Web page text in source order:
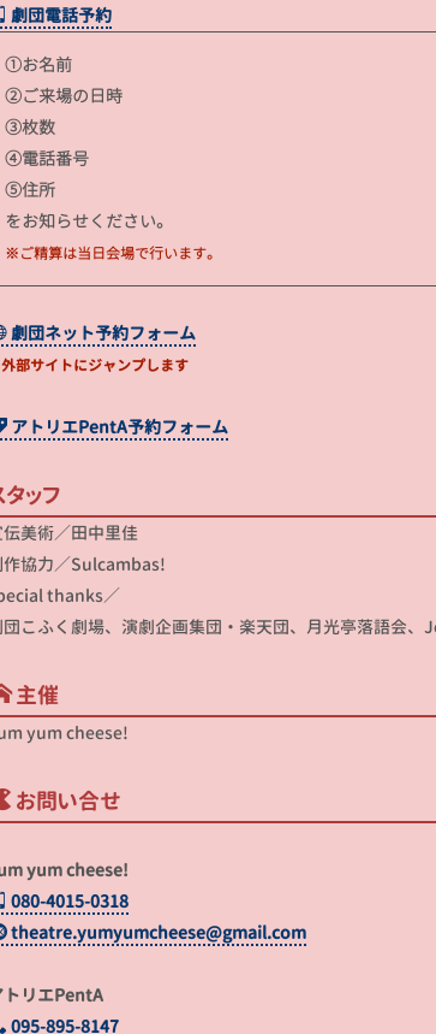
劇団電話予約
①お名前
②ご来場の日時
③枚数
④電話番号
⑤住所
をお知らせください。
※ご精算は当日会場で行います。
劇団ネット予約フォーム
部サイトにジャンプします
アトリエPentA予約フォーム
タッフ
伝美術／田中里佳
作協力／Sulcambas!
thanks／
団こふく劇場、演劇企画集団・楽天団、月光亭落語会
主催
yum cheese!
お問い合せ
yum cheese!
080-4015-0318
theatre.yumyumcheese@gmail.com
トリエPentA
095-895-8147